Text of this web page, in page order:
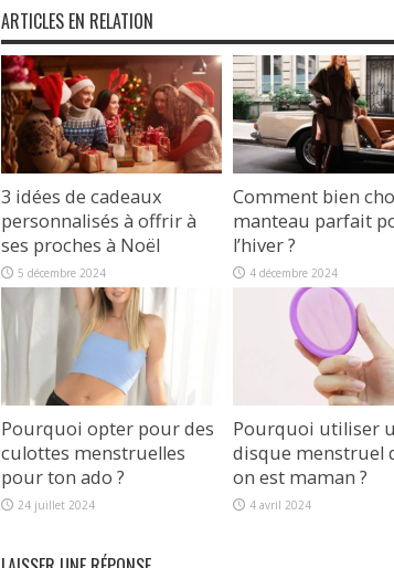
ARTICLES EN RELATION
3 idées de cadeaux
personnalisés à offrir à
ses proches à Noël
5 décembre 2024
Comment bien
manteau parfait
l’hiver ?
4 décembre 2024
Pourquoi opter pour des
culottes menstruelles
pour ton ado ?
24 juillet 2024
Pourquoi utiliser
disque menstruel
on est maman ?
4 avril 2024